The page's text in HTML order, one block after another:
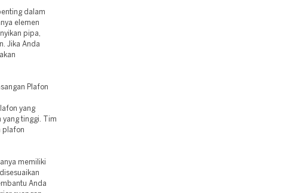
dalam
elemen
pipa,
Jika Anda
Plafon
yang
yang tinggi. Tim
plafon
memiliki
Anda